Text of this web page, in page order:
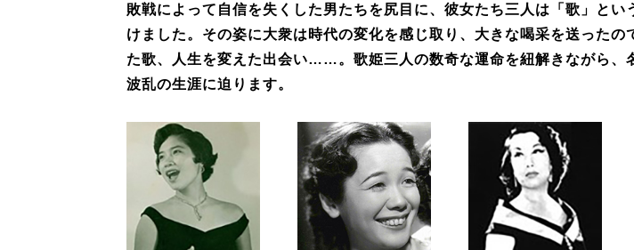
敗戦によって自信を失くした男たちを尻目に、彼女たち三人は「歌」とい
けました。その姿に大衆は時代の変化を感じ取り、大きな喝采を送ったの
た歌、人生を変えた出会い……。歌姫三人の数奇な運命を紐解きながら、
波乱の生涯に迫ります。